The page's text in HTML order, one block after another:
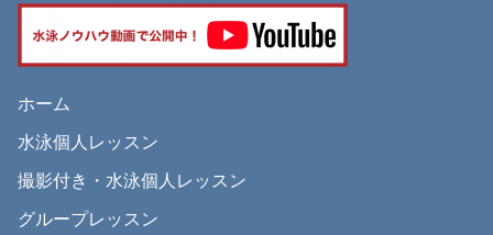
ホーム
水泳個人レッスン
撮影付き・水泳個人レッスン
グループレッスン